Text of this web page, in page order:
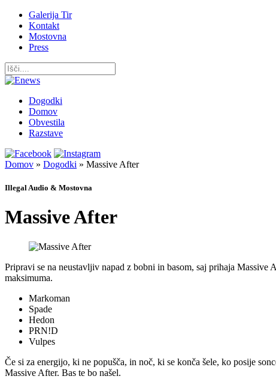
Galerija Tir
Kontakt
Mostovna
Press
Dogodki
Domov
Obvestila
Razstave
Domov » Dogodki » Massive After
Illegal Audio & Mostovna
Massive After
Pripravi se na neustavljiv napad z bobni in basom, saj prihaja
maksimuma.
Markoman
Spade
Hedon
PRN!D
Vulpes
Če si za energijo, ki ne popušča, in noč, ki se konča šele, ko posije
Massive After. Bas te bo našel.